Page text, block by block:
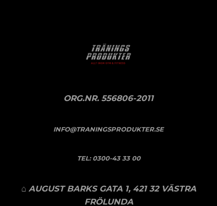
ORG.NR. 556806-2011
INFO@TRANINGSPRODUKTER.SE
TEL:0300-43 33 00
⌂ AUGUST BARKS GATA 1, 421 32 VÄSTRA
FRÖLUNDA